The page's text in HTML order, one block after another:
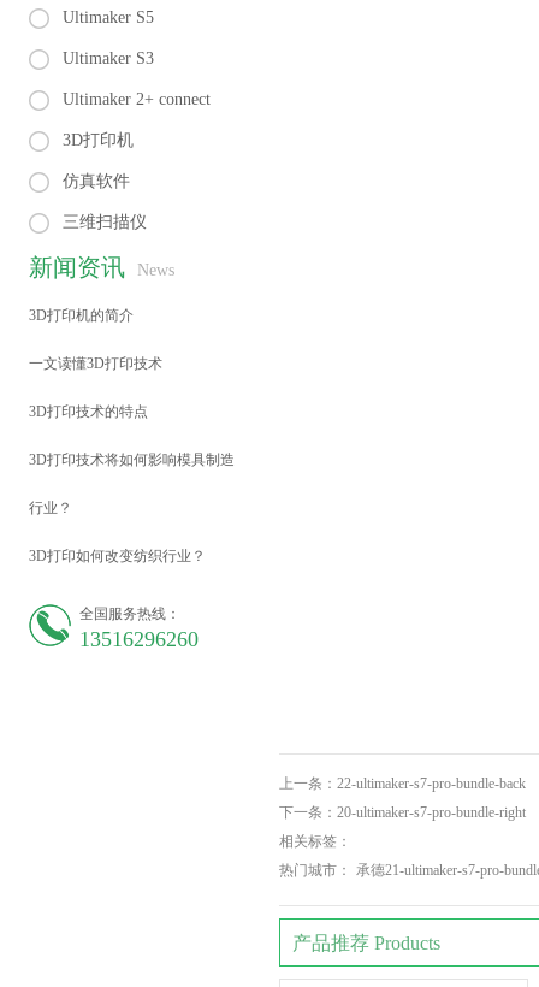
Ultimaker S5
Ultimaker S3
Ultimaker 2+ connect
3D打印机
仿真软件
三维扫描仪
新闻资讯 News
3D打印机的简介
一文读懂3D打印技术
3D打印技术的特点
3D打印技术将如何影响模具制造
行业？
3D打印如何改变纺织行业？
全国服务热线：
13516296260
上一条： 22-ultimaker-s7-pro-bundle-back
下一条： 20-ultimaker-s7-pro-bundle-right
相关标签：
热门城市：
承德21-ultimaker-s7-pro-
产品推荐 Products